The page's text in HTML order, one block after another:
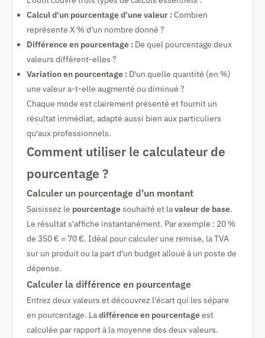
Calcul d'un pourcentage d'une valeur :Combien
représente X % d'un nombre donné ?
Différence en pourcentage : De quel pourcentage deux
valeurs diffèrent-elles ?
Variation en pourcentage : D'un quelle quantité (en %)
une valeur a-t-elle augmenté ou diminué ?
Chaque mode est clairement présenté et fournit un
résultat immédiat, adapté aussi bien aux particuliers
qu'aux professionnels.
Comment utiliser le calculateur de
pourcentage ?
Calculer un pourcentage d'un montant
Saisissez le pourcentagesouhaité et lavaleur de base.
Le résultat s'affiche instantanément. Par exemple : 20 %
de 350 € = 70 €. Idéal pour calculer une remise, la TVA
sur un produit ou la part d'un budget alloué à un poste de
dépense.
Calculer la différence en pourcentage
Entrez deux valeurs et découvrez l'écart qui les sépare
en pourcentage. Ladifférence en pourcentageest
calculée par rapport à la moyenne des deux valeurs.